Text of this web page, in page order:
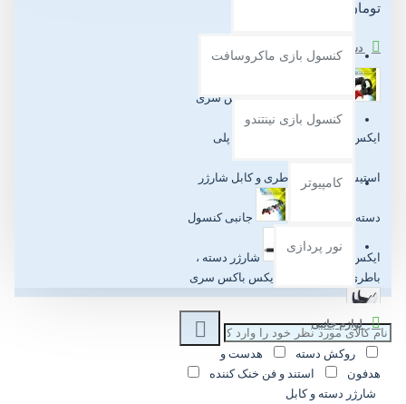
کنسول بازی ماکروسافت
کنسول بازی نینتندو
کامپیوتر
نور پردازی
تومان
دسته بندی
لوازم جانبی ایکس باکس سری
ایکس/اس لوازم جانبی پلی
استیش 5 باطری و کابل شارژر
دسته ایکس باکس جانبی کنسول
ایکس باکس وان
شارژر دسته ،
باطری شارژی و کابل ایکس باکس سری
شارژر دسته و کابل پلی استیشن
5 جانبی کنسول پلی استیشن 4
هدست و هدفون ایکس باکس
لوازم جانبی
روکش دسته
هدست و
هدفون
استند و فن خنک کننده
شارژر دسته و کابل